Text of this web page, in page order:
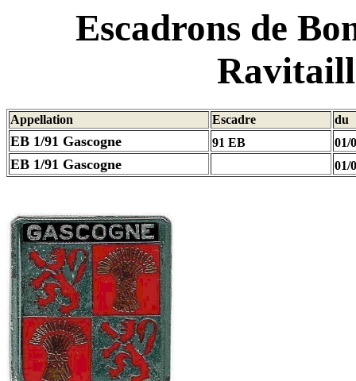
Escadrons de
Appellation Escadre du
EB 1/91 Gascogne 91 EB 01/
EB 1/91 Gascogne 01/